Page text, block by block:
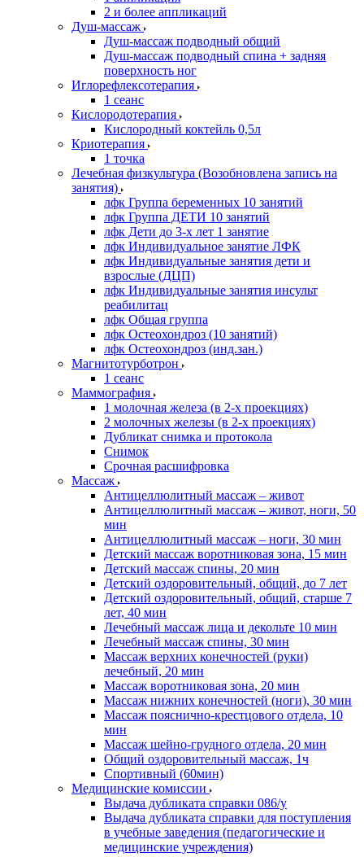
2 и более аппликаций
Душ-массаж
Душ-массаж подводный общий
Душ-массаж подводный спина + задняя
поверхность ног
Иглорефлексотерапия
1 сеанс
Кислородотерапия
Кислородный коктейль 0,5л
Криотерапия
1 точка
Лечебная физкультура (Возобновлена запись на
занятия)
лфк Группа беременных 10 занятий
лфк Группа ДЕТИ 10 занятий
лфк Дети до 3-х лет 1 занятие
лфк Индивидуальное занятие ЛФК
лфк Индивидуальные занятия дети и
взрослые (ДЦП)
лфк Индивидуальные занятия инсульт
реабилитац
лфк Общая группа
лфк Остеохондроз (10 занятий)
лфк Остеохондроз (инд.зан.)
Магнитотурботрон
1 сеанс
Маммография
1 молочная железа (в 2-х проекциях)
2 молочных железы (в 2-х проекциях)
Дубликат снимка и протокола
Снимок
Срочная расшифровка
Массаж
Антицеллюлитный массаж – живот
Антицеллюлитный массаж – живот, ноги, 50
мин
Антицеллюлитный массаж – ноги, 30 мин
Детский массаж воротниковая зона, 15 мин
Детский массаж спины, 20 мин
Детский оздоровительный, общий, до 7 лет
Детский оздоровительный, общий, старше 7
лет, 40 мин
Лечебный массаж лица и декольте 10 мин
Лечебный массаж спины, 30 мин
Массаж верхних конечностей (руки)
лечебный, 20 мин
Массаж воротниковая зона, 20 мин
Массаж нижних конечностей (ноги), 30 мин
Массаж пояснично-крестцового отдела, 10
мин
Массаж шейно-грудного отдела, 20 мин
Общий оздоровительный массаж, 1ч
Спортивный (60мин)
Медицинские комиссии
Выдача дубликата справки 086/у
Выдача дубликата справки для поступления
в учебные заведения (педагогические и
медицинские учреждения)